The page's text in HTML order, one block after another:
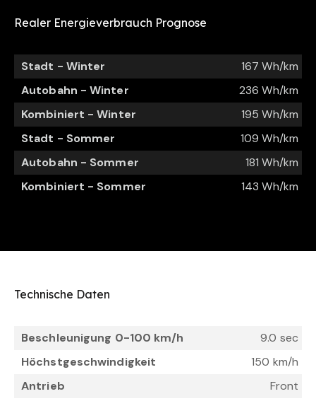
Realer Energieverbrauch Prognose
Stadt - Winter
167 Wh/km
Autobahn - Winter
236 Wh/km
Kombiniert - Winter
195 Wh/km
Stadt - Sommer
109 Wh/km
Autobahn - Sommer
181 Wh/km
Kombiniert - Sommer
143 Wh/km
Technische Daten
Beschleunigung 0-100 km/h
9.0 sec
Höchstgeschwindigkeit
150 km/h
Antrieb
Front